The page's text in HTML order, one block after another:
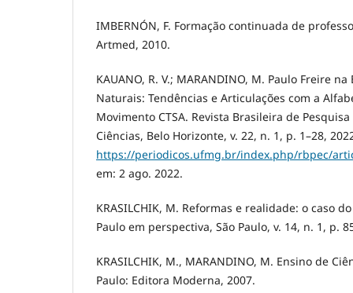
IMBERNÓN, F. Formação continuada de
Artmed, 2010.
KAUANO, R. V.; MARANDINO, M. Paulo Freire
Naturais: Tendências e Articulações com a
Movimento CTSA. Revista Brasileira de
Ciências, Belo Horizonte, v. 22, n. 1, p. 1–28,
https://periodicos.ufmg.br/index.php/rbpec/
em: 2 ago. 2022.
KRASILCHIK, M. Reformas e realidade: o caso
Paulo em perspectiva, São Paulo, v. 14, n. 1, p.
KRASILCHIK, M., MARANDINO, M. Ensino de
Paulo: Editora Moderna, 2007.